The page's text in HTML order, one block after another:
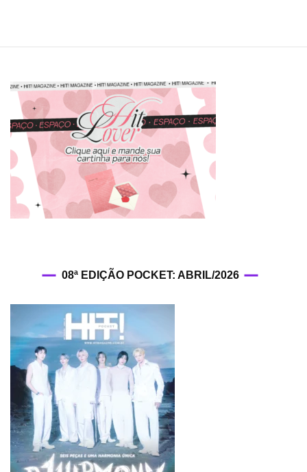
08ª EDIÇÃO POCKET: ABRIL/2026